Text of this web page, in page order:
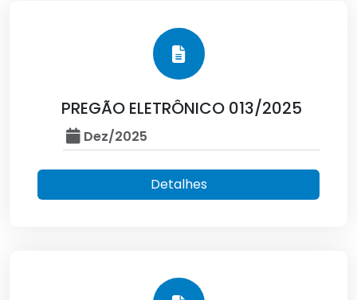
PREGÃO ELETRÔNICO 013/2025
Dez/2025
Detalhes